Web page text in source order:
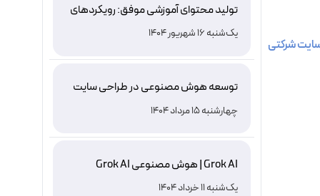
شرکتی
تولید محتوای آموزشی موفق: رویکردهای
نوین و اثربخش
یک‌شنبه 16 شهریور 1404
توسعه هوش مصنوعی در طراحی سایت
چهارشنبه 15 مرداد 1404
Grok AI | هوش مصنوعی Grok AI
یک‌شنبه 11 خرداد 1404